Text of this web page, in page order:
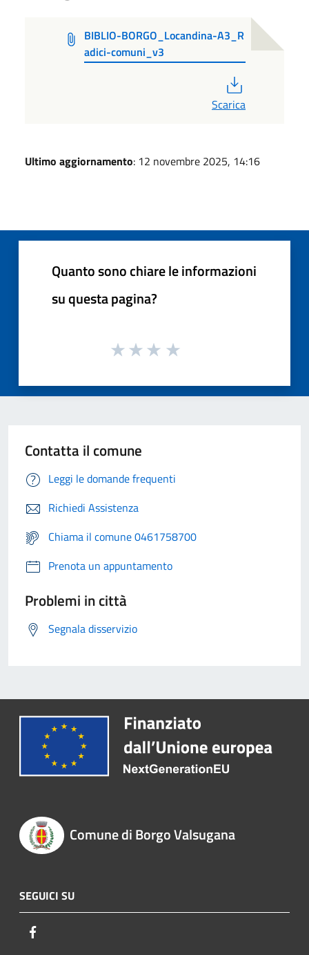
BIBLIO-BORGO_Locandina-A3_R
adici-comuni_v3
Scarica
Ultimo aggiornamento: 12 novembre 2025, 14:16
Quanto sono chiare le informazioni
su questa pagina?
Contatta il comune
Leggi le domande frequenti
Richiedi Assistenza
Chiama il comune 0461758700
Prenota un appuntamento
Problemi in città
Segnala disservizio
Comune di Borgo Valsugana
SEGUICI SU